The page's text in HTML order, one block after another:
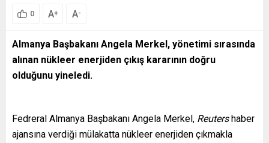
0 A+ A-
Almanya Başbakanı Angela Merkel, yönetimi sırasında
alınan nükleer enerjiden çıkış kararının doğru
olduğunu yineledi.
Fedreral Almanya Başbakanı Angela Merkel, Reutershaber
ajansına verdiği mülakatta nükleer enerjiden çıkmakla